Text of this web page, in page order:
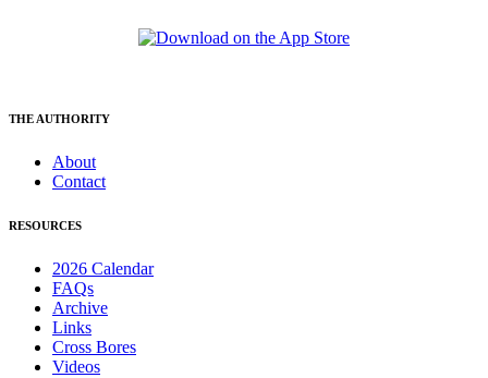
THE AUTHORITY
About
Contact
RESOURCES
2026 Calendar
FAQs
Archive
Links
Cross Bores
Videos